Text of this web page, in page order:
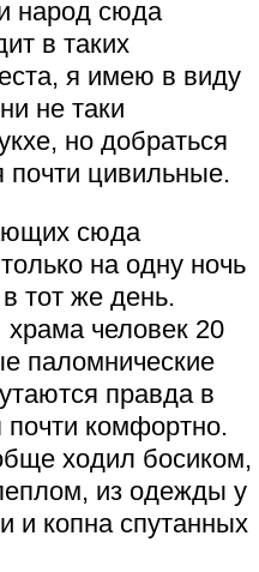
народ сюда
в таких
я имею в виду
не таки
но добраться
цивильные.
сюда
на одну ночь
тот же день.
человек 20
паломнические
правда в
комфортно.
ходил босиком,
из одежды у
и копна спутанных